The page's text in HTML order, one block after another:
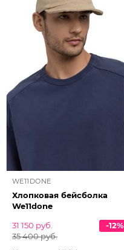
WE11DONE
Хлопковая бейсболка
We11done
31 150 руб.
35 400 руб.
-12%